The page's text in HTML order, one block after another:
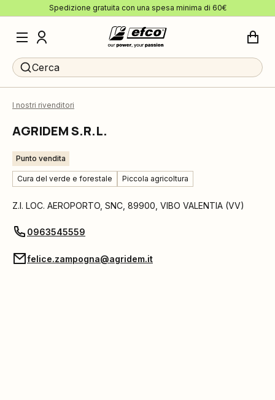
Spedizione gratuita con una spesa minima di 60€
Cerca
I nostri rivenditori
AGRIDEM S.R.L.
Punto vendita
Cura del verde e forestale Piccola agricoltura
Z.I. LOC. AEROPORTO, SNC 89900 VIBO VALENTIA (VV)
0963545559
felice.zampogna@agridem.it